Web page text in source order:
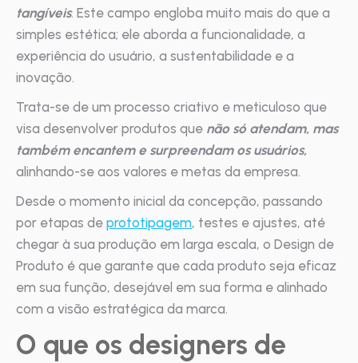
tangíveis. Este campo engloba muito mais do que a
simples estética; ele aborda a funcionalidade, a
experiência do usuário, a sustentabilidade e a
inovação.
Trata-se de um processo criativo e meticuloso que
visa desenvolver produtos que não só atendam, mas
também encantem e surpreendam os usuários,
alinhando-se aos valores e metas da empresa.
Desde o momento inicial da concepção, passando
por etapas de prototipagem, testes e ajustes, até
chegar à sua produção em larga escala, o Design de
Produto é que garante que cada produto seja eficaz
em sua função, desejável em sua forma e alinhado
com a visão estratégica da marca.
O que os designers de